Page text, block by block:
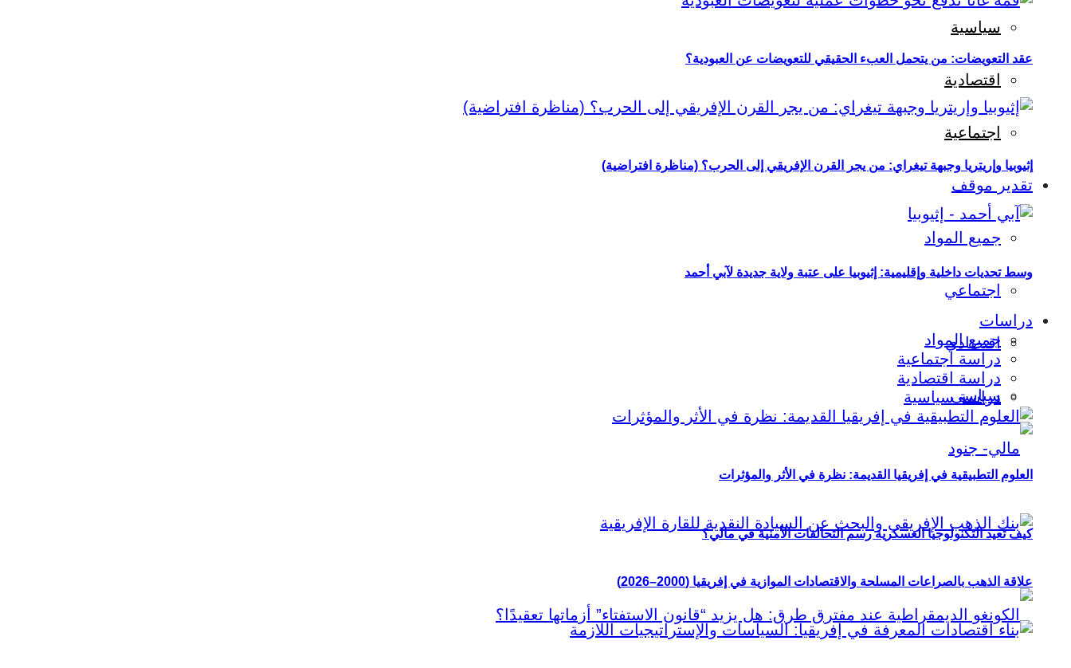
سياسية
اقتصادية
اجتماعية
تقدير موقف
جميع المواد
اجتماعي
اقتصادي
سياسي
كيف تعيد التكنولوجيا العسكرية رسم التحالفات الأمنية في مالي؟
عقد التعويضات: من يتحمل العبء الحقيقي للتعويضات عن العبودية؟
إثيوبيا وإريتريا وجبهة تيغراي: من يجر القرن الإفريقي إلى الحرب؟ (مناظرة افتراضية)
وسط تحديات داخلية وإقليمية: إثيوبيا على عتبة ولاية جديدة لآبي أحمد
دراسات
جميع المواد
دراسة اجتماعية
دراسة اقتصادية
دراسة سياسية
العلوم التطبيقية في إفريقيا القديمة: نظرة في الأثر والمؤثرات
علاقة الذهب بالصراعات المسلحة والاقتصادات الموازية في إفريقيا (2000–2026)